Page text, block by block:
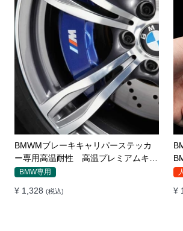
【改文案可上架】CICIDOバンパース
テッカー ドアガード 衝突防止プロ
テクター 耐スクラッチ シリカゲル
人気 全車種対応
¥ 2,260 (税込) ¥